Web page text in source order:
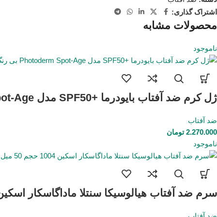
اشتراک گذاری:
محصولات مشابه
ناموجود
ژل کرم ضد آفتاب بایودرما +SPF50 مدل Photoderm Spot-Age بی رنگ 40 میل
ضد آفتاب
2.270.000 تومان
ناموجود
سرم ضد آفتاب هیالوسیکا سنتلا ماداگاسکار اسکین 1004 حجم 50